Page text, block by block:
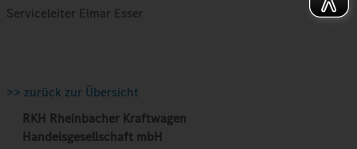
Serviceleiter Elmar Esser
>> zurück zur Übersicht
RKH Rheinbacher Kraftwagen
Handelsgesellschaft mbH